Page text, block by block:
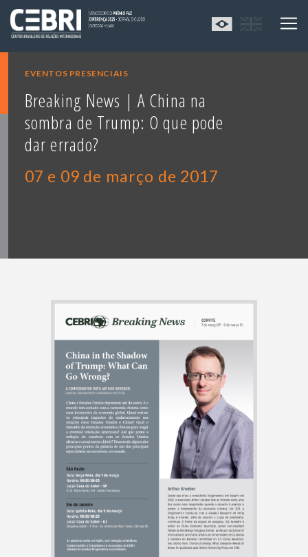
EVENTOS PRESENCIAIS
Breaking News | A China na
sombra de Trump: O que pode
dar errado?
07 e 09 de março de 2017